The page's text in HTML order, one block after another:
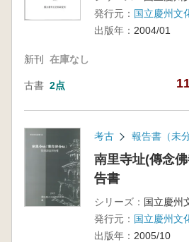
発行元： 国立慶州文
出版年： 2004/01
新刊 在庫なし
古書 2点
考古 報告書（未分
南里寺址(傳念
告書
シリーズ：
発行元： 国立慶州文
出版年： 2005/10